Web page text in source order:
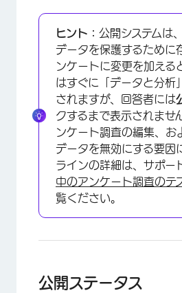
ヒント： 公開システムは
データを保護するために
ンケートに変更を加える
はすぐに「データと分析
されますが、回答者には
クするまで表示されませ
ンケート調査の編集、お
データを無効にする要因
ラインの詳細は、サポー
中のアンケート調査のテ
覧ください。
公開ステータス